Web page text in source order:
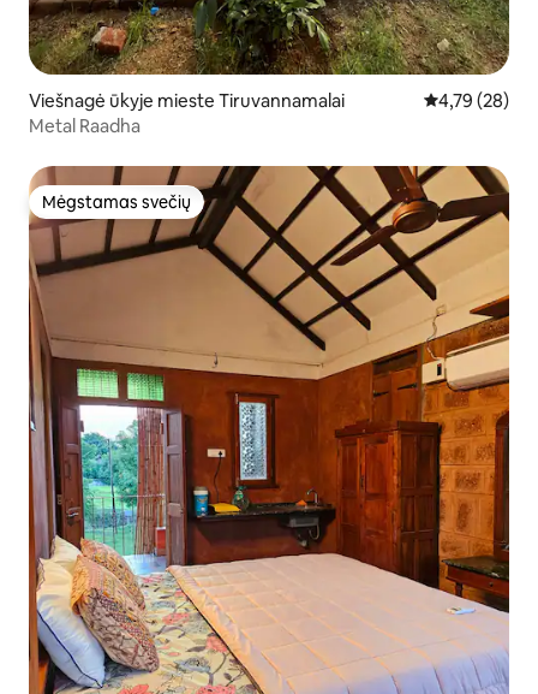
Viešnagė ūkyje mieste Tiruvannamalai Vidutinis
4,79 (28)
Metal Raadha
Mėgstamas svečių
Mėgstamas svečių